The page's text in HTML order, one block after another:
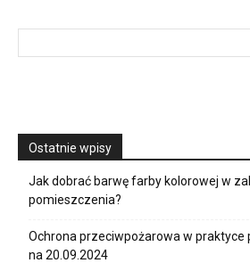
Ostatnie wpisy
Jak dobrać barwę farby kolorowej w
pomieszczenia?
Ochrona przeciwpożarowa w praktyce
na 20.09.2024